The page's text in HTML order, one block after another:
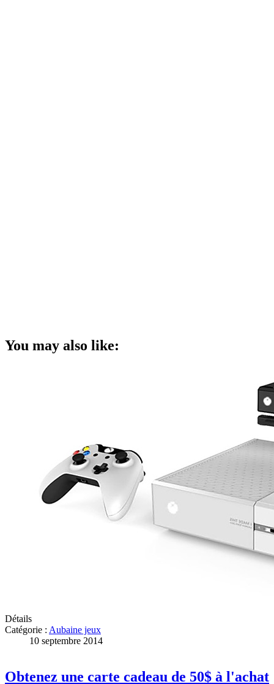
You may also like:
Détails
Catégorie : Aubaine jeux
10 septembre 2014
Obtenez une carte cadeau de 50$ à l'achat